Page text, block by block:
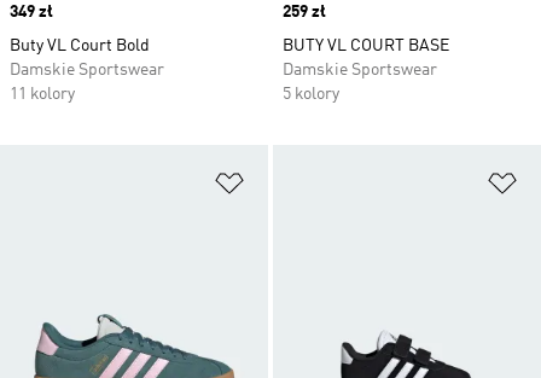
Price
349 zł
Buty VL Court Bold
Damskie Sportswear
11 kolory
Price
259 zł
BUTY VL COURT BASE
Damskie Sportswear
5 kolory